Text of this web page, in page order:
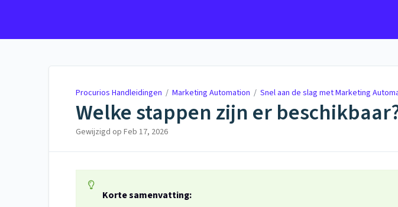
Procurios Handleidingen / Marketing Automation / Snel aan de slag met Marketing
Welke stappen zijn er
Gewijzigd op Feb 17, 2026
Korte samenvatting: